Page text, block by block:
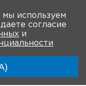
используем
согласие
и
информация
анонсы